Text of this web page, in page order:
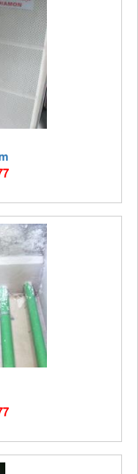
GH là trong
như sức ...
đối với việc
...